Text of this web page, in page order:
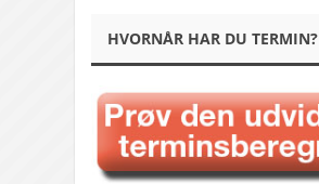
HVORNÅR HAR DU TERMIN?